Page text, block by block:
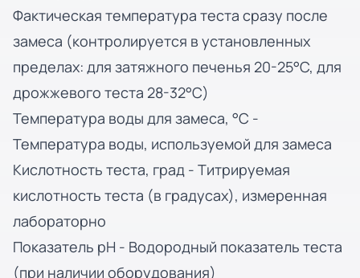
Фактическая температура теста сразу после
замеса (контролируется в установленных
пределах: для затяжного печенья 20-25°C, для
дрожжевого теста 28-32°C)
Температура воды для замеса, °C -
Температура воды, используемой для замеса
Кислотность теста, град - Титрируемая
кислотность теста (в градусах), измеренная
лабораторно
Показатель pH - Водородный показатель теста
(при наличии оборудования)